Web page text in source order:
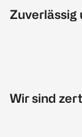
Zuverlässig
Wir sind